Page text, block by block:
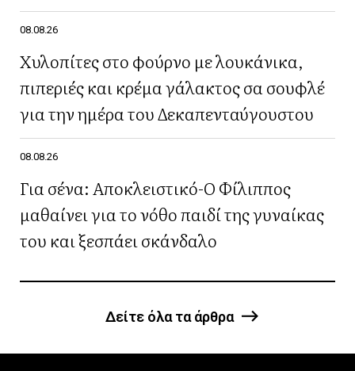
08.08.26
Χυλοπίτες στο φούρνο με λουκάνικα,
πιπεριές και κρέμα γάλακτος σα σουφλέ
για την ημέρα του Δεκαπενταύγουστου
08.08.26
Για σένα: Αποκλειστικό-Ο Φίλιππος
μαθαίνει για το νόθο παιδί της γυναίκας
του και ξεσπάει σκάνδαλο
Δείτε όλα τα άρθρα